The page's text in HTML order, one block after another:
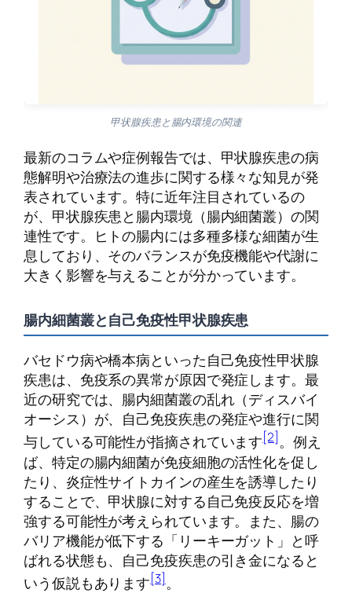
甲状腺疾患と腸内環境の関連
最新のコラムや症例報告では、甲状腺疾患の病
態解明や治療法の進歩に関する様々な知見が発
表されています。特に近年注目されているの
が、甲状腺疾患と腸内環境（腸内細菌叢）の関
連性です。ヒトの腸内には多種多様な細菌が生
息しており、そのバランスが免疫機能や代謝に
大きく影響を与えることが分かっています。
腸内細菌叢と自己免疫性甲状腺疾患
バセドウ病や橋本病といった自己免疫性甲状腺
疾患は、免疫系の異常が原因で発症します。最
近の研究では、腸内細菌叢の乱れ（ディスバイ
オーシス）が、自己免疫疾患の発症や進行に関
与している可能性が指摘されています[2]。例え
ば、特定の腸内細菌が免疫細胞の活性化を促し
たり、炎症性サイトカインの産生を誘導したり
することで、甲状腺に対する自己免疫反応を増
強する可能性が考えられています。また、腸の
バリア機能が低下する「リーキーガット」と呼
ばれる状態も、自己免疫疾患の引き金になると
いう仮説もあります[3]。